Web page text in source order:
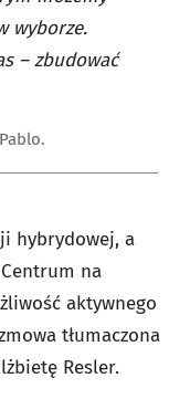
wyborze.
– zbudować
hybrydowej, a
na
aktywnego
tłumaczona
Resler.